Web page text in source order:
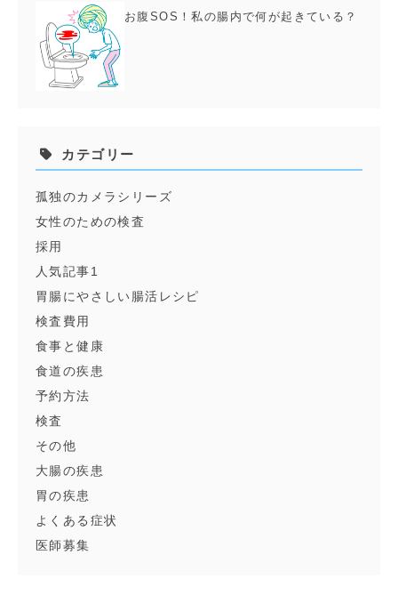
お腹SOS！私の腸内で何が起きている？
カテゴリー
孤独のカメラシリーズ
女性のための検査
採用
人気記事1
胃腸にやさしい腸活レシピ
検査費用
食事と健康
食道の疾患
予約方法
検査
その他
大腸の疾患
胃の疾患
よくある症状
医師募集